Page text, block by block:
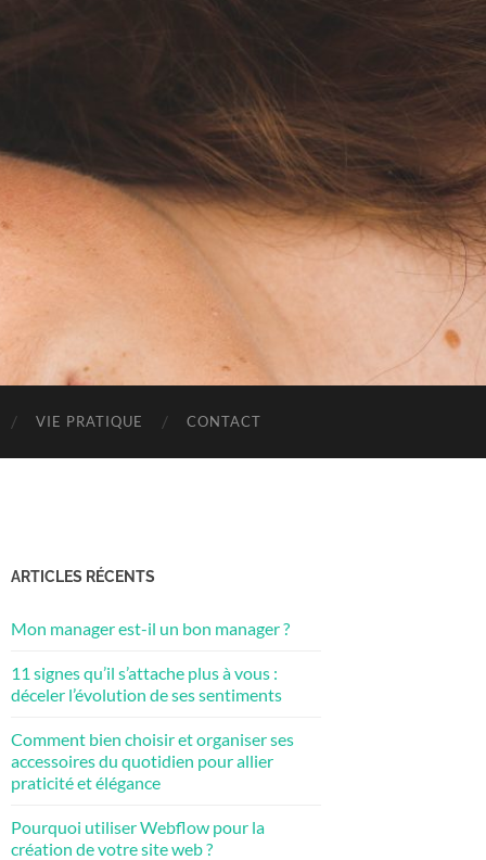
VIE PRATIQUE CONTACT
ARTICLES RÉCENTS
Mon manager est-il un bon manager ?
11 signes qu’il s’attache plus à vous :
déceler l’évolution de ses sentiments
Comment bien choisir et organiser ses
accessoires du quotidien pour allier
praticité et élégance
Pourquoi utiliser Webflow pour la
création de votre site web ?